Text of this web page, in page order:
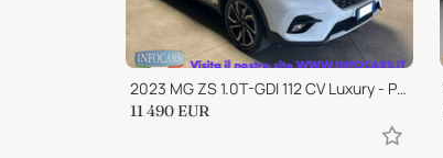
2023 MG ZS 1.0T-GDI 112 CV Luxury - PROMO
11 490 EUR